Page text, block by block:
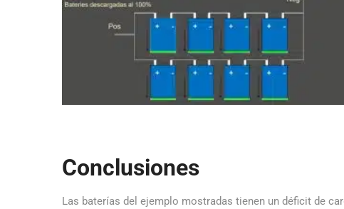
Conclusiones
Las baterías del ejemplo mostradas tienen un déficit de